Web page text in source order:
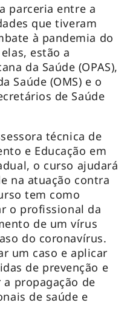
parceria entre a
que tiveram
à pandemia do
estão a
da Saúde (OPAS),
Saúde (OMS) e o
de Saúde
técnica de
e Educação em
o curso ajudará
na atuação contra
tem como
o profissional da
de um vírus
do coronavírus.
um caso e aplicar
de prevenção e
propagação de
de saúde e